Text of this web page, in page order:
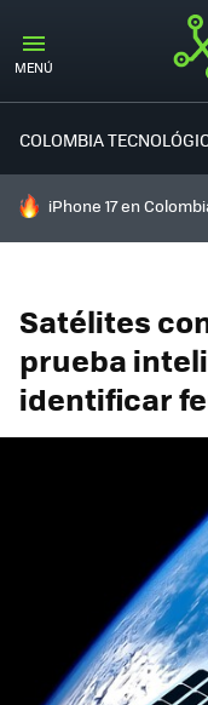
MENÚ
COLOMBIA
HOY SE HABLA DE
iPhone 17 en
Satélites
prueba
identificar